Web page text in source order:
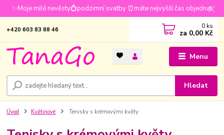
✨Moje milé nevěsty💍podzimní svatby ⏰máte nejvyšší čas objednat
Menu
Hledat
+420 603 83 88 46 0 ks
za 0,00 Kč
Úvod Květinové Tenisky s krémovými květy